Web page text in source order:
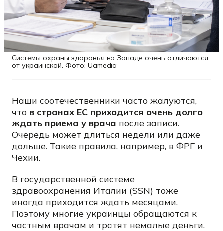
Системы охраны здоровья на Западе очень отличаются
от украинской. Фото: Uamedia
Наши соотечественники часто жалуются,
что в странах ЕС приходится очень долго
ждать приема у врача после записи.
Очередь может длиться недели или даже
дольше. Такие правила, например, в ФРГ и
Чехии.
В государственной системе
здравоохранения Италии (SSN) тоже
иногда приходится ждать месяцами.
Поэтому многие украинцы обращаются к
частным врачам и тратят немалые деньги.